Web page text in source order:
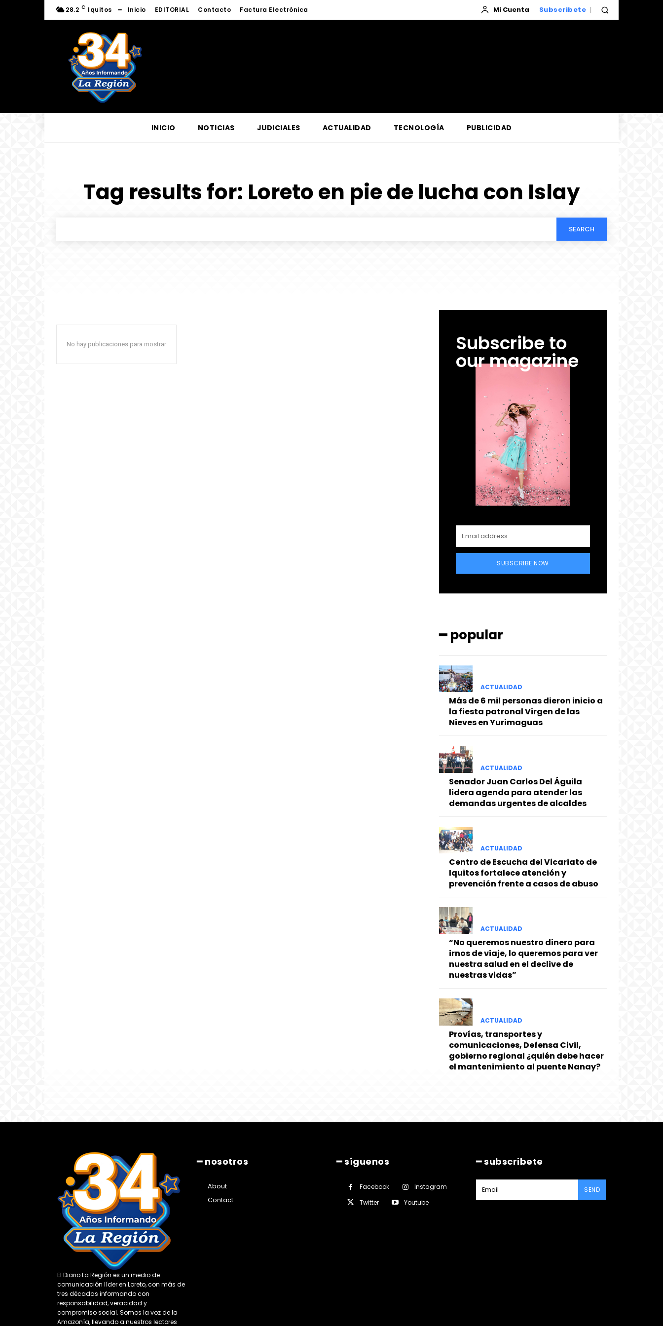
28.2 C Iquitos Inicio EDITORIAL Contacto Factura Electrónica Mi Cuenta Subscribete
INICIO NOTICIAS JUDICIALES ACTUALIDAD TECNOLOGÍA PUBLICIDAD
Tag results for: Loreto en pie de lucha con Islay
SEARCH
No hay publicaciones para mostrar Subscribe to
our magazine
SUBSCRIBE NOW
━ popular
ACTUALIDAD
Más de 6 mil personas dieron inicio a
la fiesta patronal Virgen de las
Nieves en Yurimaguas
ACTUALIDAD
Senador Juan Carlos Del Águila
lidera agenda para atender las
demandas urgentes de alcaldes
ACTUALIDAD
Centro de Escucha del Vicariato de
Iquitos fortalece atención y
prevención frente a casos de abuso
ACTUALIDAD
“No queremos nuestro dinero para
irnos de viaje, lo queremos para ver
nuestra salud en el declive de
nuestras vidas”
ACTUALIDAD
Provías, transportes y
comunicaciones, Defensa Civil,
gobierno regional ¿quién debe hacer
el mantenimiento al puente Nanay?
El Diario La Región es un medio de
comunicación líder en Loreto, con más de
tres décadas informando con
responsabilidad, veracidad y
compromiso social. Somos la voz de la
Amazonía, llevando a nuestros lectores
━ nosotros
About
Contact
━ síguenos
Facebook
Instagram
Twitter
Youtube
━ subscribete
SEND